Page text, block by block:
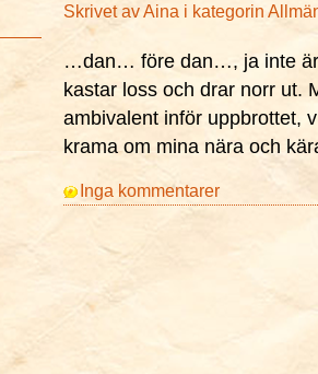
Skrivet avAina i kategorin
…dan… före dan…, ja inte är
kastar loss och drar norr ut.
ambivalent inför uppbrottet,
krama om mina nära och
Inga kommentarer